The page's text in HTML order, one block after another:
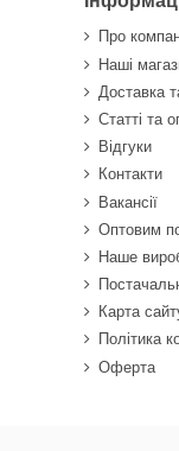
Про
Наші
Доставка
Статті та
Відгуки
Контакти
Вакансії
Оптовим
Наше
Карта
Політика
Оферта